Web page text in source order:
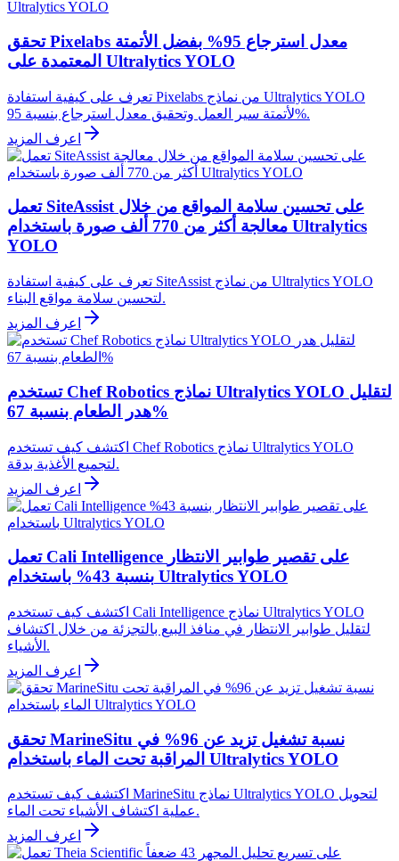
تحقق Pixelabs معدل استرجاع 95% بفضل الأتمتة
المعتمدة على Ultralytics YOLO
تعرف على كيفية استفادة Pixelabs من نماذج Ultralytics YOLO
لأتمتة سير العمل وتحقيق معدل استرجاع بنسبة 95%.
اعرف المزيد
تعمل SiteAssist على تحسين سلامة المواقع من خلال
معالجة أكثر من 770 ألف صورة باستخدام Ultralytics
YOLO
تعرف على كيفية استفادة SiteAssist من نماذج Ultralytics YOLO
لتحسين سلامة مواقع البناء.
اعرف المزيد
تستخدم Chef Robotics نماذج Ultralytics YOLO لتقليل
هدر الطعام بنسبة 67%
اكتشف كيف تستخدم Chef Robotics نماذج Ultralytics YOLO
لتجميع الأغذية بدقة.
اعرف المزيد
تعمل Cali Intelligence على تقصير طوابير الانتظار
بنسبة 43% باستخدام Ultralytics YOLO
اكتشف كيف تستخدم Cali Intelligence نماذج Ultralytics YOLO
لتقليل طوابير الانتظار في منافذ البيع بالتجزئة من خلال اكتشاف
الأشياء.
اعرف المزيد
تحقق MarineSitu نسبة تشغيل تزيد عن 96% في
المراقبة تحت الماء باستخدام Ultralytics YOLO
اكتشف كيف تستخدم MarineSitu نماذج Ultralytics YOLO لتحويل
عملية اكتشاف الأشياء تحت الماء.
اعرف المزيد